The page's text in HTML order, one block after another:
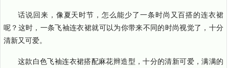
话说回来，像夏天时节，怎么能少了一条时尚又百搭的连衣裙
呢？这时，一条飞袖连衣裙就可以为你带来不同的时尚视觉了，十分
清新又可爱。
这款白色飞袖连衣裙搭配麻花辫造型，十分的清新可爱，满满的